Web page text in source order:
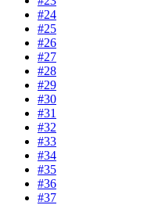
#24
#25
#26
#27
#28
#29
#30
#31
#32
#33
#34
#35
#36
#37